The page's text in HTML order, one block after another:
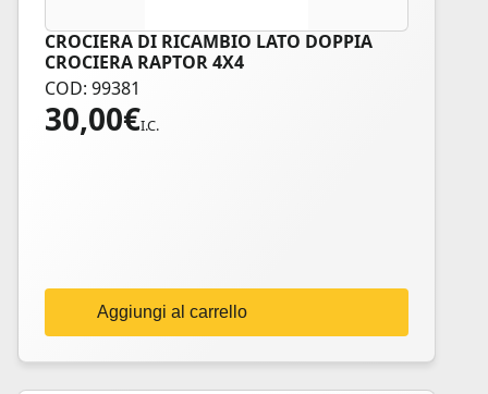
CROCIERA DI RICAMBIO LATO DOPPIA
CROCIERA RAPTOR 4X4
COD: 99381
30,00€I.C.
Aggiungi al carrello